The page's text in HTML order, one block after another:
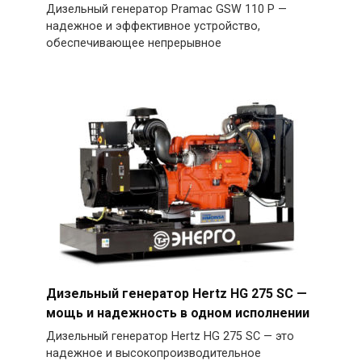
Дизельный генератор Pramac GSW 110 P —
надежное и эффективное устройство,
обеспечивающее непрерывное
Дизельный генератор Hertz HG 275 SC —
мощь и надежность в одном исполнении
Дизельный генератор Hertz HG 275 SC — это
надежное и высокопроизводительное